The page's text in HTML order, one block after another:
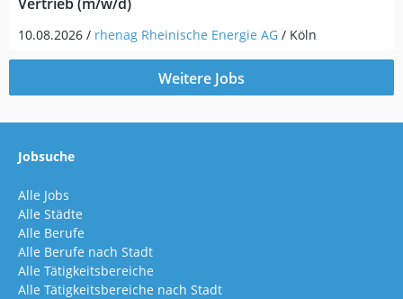
10.08.2026 / rhenag Rheinische Energie AG / Köln
Weitere Jobs
Jobsuche
Alle Jobs
Alle Städte
Alle Berufe
Alle Berufe nach Stadt
Alle Tätigkeitsbereiche
Alle Tätigkeitsbereiche nach Stadt